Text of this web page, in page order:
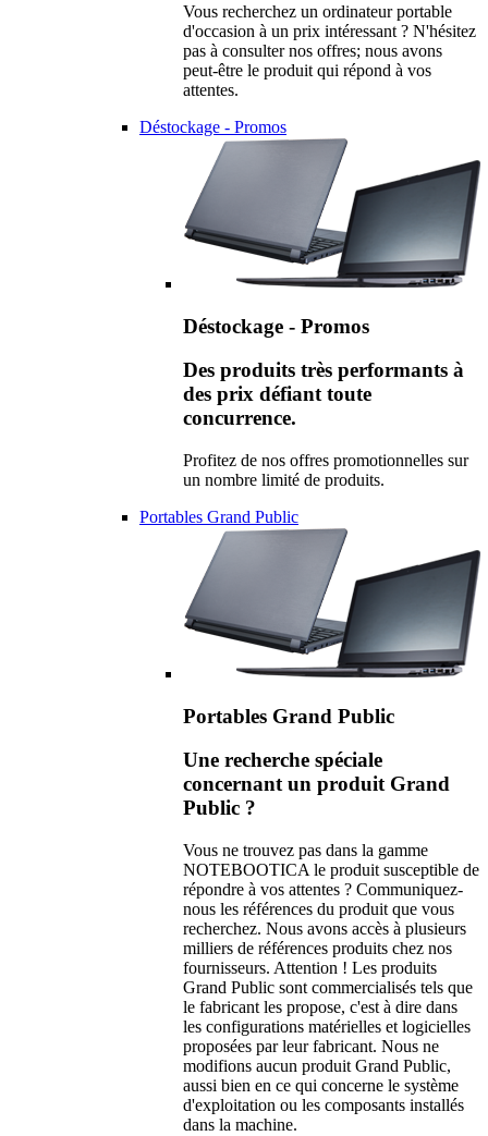
Vous recherchez un ordinateur portable
d'occasion à un prix intéressant ? N'hésitez
pas à consulter nos offres; nous avons
peut-être le produit qui répond à vos
attentes.
Déstockage - Promos
Déstockage - Promos
Des produits très performants à
des prix défiant toute
concurrence.
Profitez de nos offres promotionnelles sur
un nombre limité de produits.
Portables Grand Public
Portables Grand Public
Une recherche spéciale
concernant un produit Grand
Public ?
Vous ne trouvez pas dans la gamme
NOTEBOOTICA le produit susceptible de
répondre à vos attentes ? Communiquez-
nous les références du produit que vous
recherchez. Nous avons accès à plusieurs
milliers de références produits chez nos
fournisseurs. Attention ! Les produits
Grand Public sont commercialisés tels que
le fabricant les propose, c'est à dire dans
les configurations matérielles et logicielles
proposées par leur fabricant. Nous ne
modifions aucun produit Grand Public,
aussi bien en ce qui concerne le système
d'exploitation ou les composants installés
dans la machine.